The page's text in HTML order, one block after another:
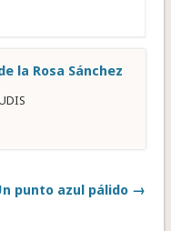
la Rosa Sánchez
punto azul pálido →